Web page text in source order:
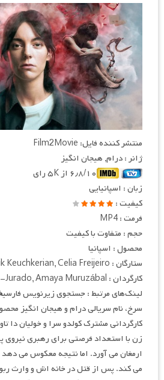
منتشر کننده فایل: Film2Movie
ژانر : درام, هیجان انگیز
۶٫۸/۱۰ از ۵K رای
زبان : اسپانیایی
کیفیت :
فرمت : MP4
حجم : متفاوت با کیفیت
محصول : اسپانیا
ستارگان : Vicky Luengo, Hovik Keuchkerian, Celia Freijeiro
کارگردان : Juan Gómez-Jurado, Amaya Muruzábal
لینک‌های مرتبط : جستجوی زیرنویس فارسی
کارگردانی مشترک کولدو سرا و خولیان دا
زن با استعداد فرصتی برای رهبری نیروی
ارمغان می آورد. اما نتیجه معکوس می دهد
می کند. پس از قتل در خانه اش و وارث